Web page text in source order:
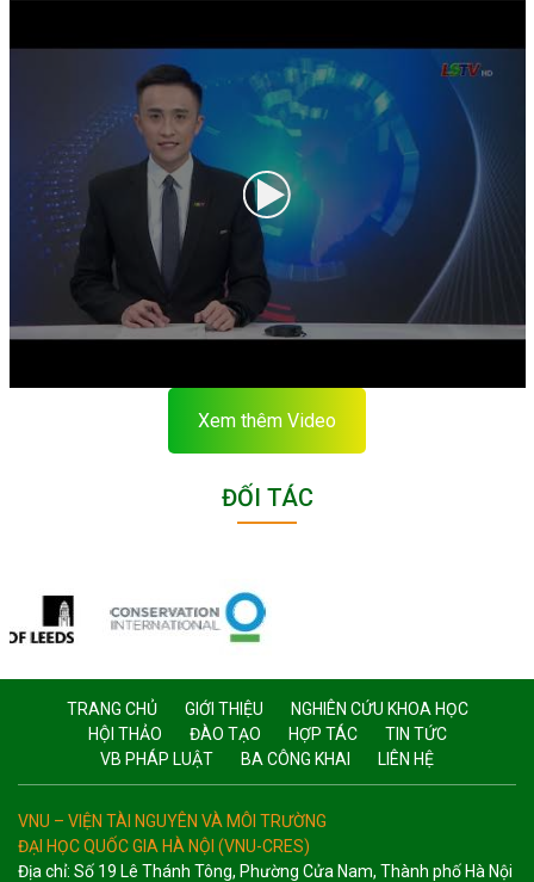
Xem thêm Video
ĐỐI TÁC
TRANG CHỦ GIỚI THIỆU
NGHIÊN CỨU KHOA HỌC
HỘI THẢO
ĐÀO TẠO HỢP TÁC
TIN TỨC
VB PHÁP LUẬT
BA CÔNG KHAI LIÊN HỆ
VNU – VIỆN TÀI NGUYÊN VÀ MÔI TRƯỜNG
ĐẠI HỌC QUỐC GIA HÀ NỘI (VNU-CRES)
Địa chỉ: Số 19 Lê Thánh Tông, Phường Cửa Nam, Thành phố Hà Nội